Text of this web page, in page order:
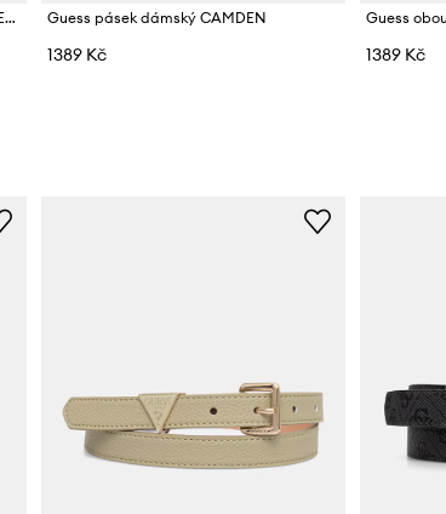
Guess oboustranný pásek dámský NOELLE Guess pásek dámský CAMDEN
1389 Kč 1389 Kč